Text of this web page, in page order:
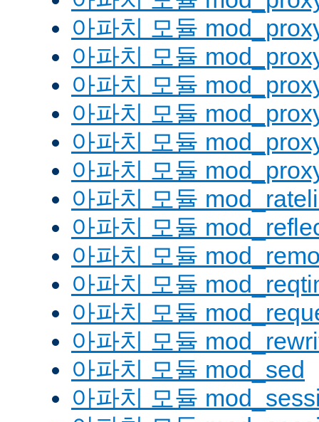
아파치 모듈
아파치 모듈
아파치 모듈
아파치 모듈
아파치 모듈
아파치 모듈
아파치 모듈
아파치 모듈
아파치 모듈
아파치 모듈
아파치 모듈
아파치 모듈
아파치 모듈 mod_sed
아파치 모듈